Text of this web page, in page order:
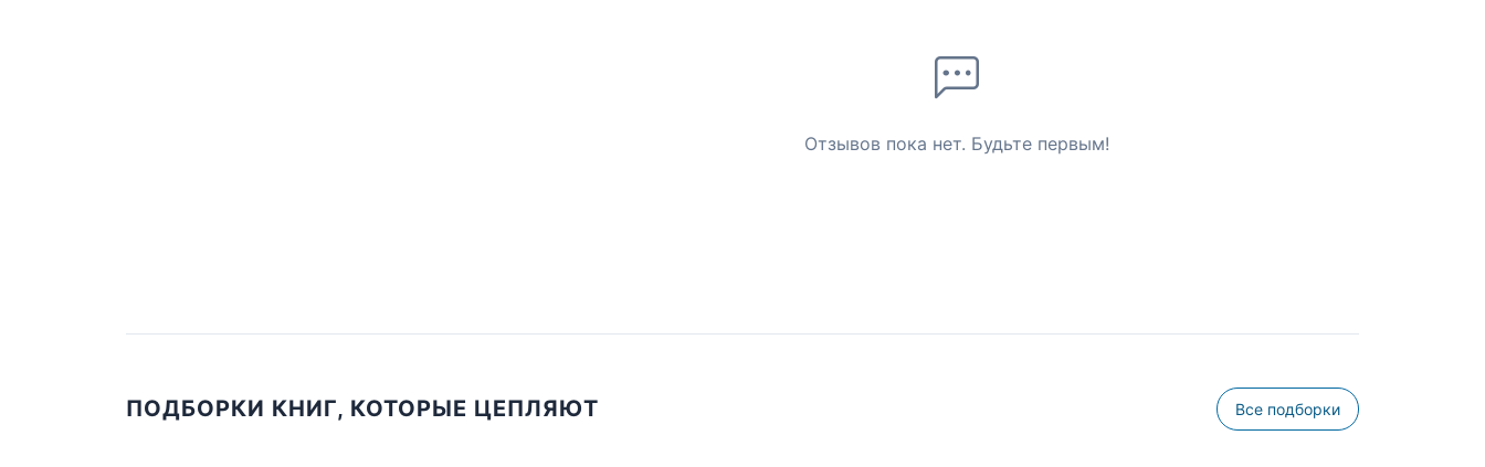
Отзывов пока нет. Будьте первым!
ПОДБОРКИ КНИГ, КОТОРЫЕ ЦЕПЛЯЮТ Все подборки